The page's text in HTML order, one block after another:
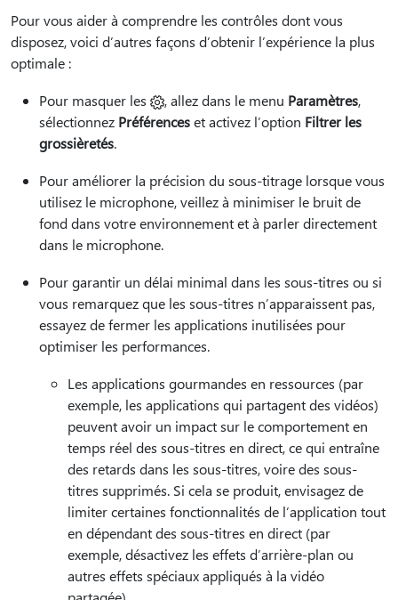
Pour vous aider à comprendre les contrôles dont vous
disposez, voici d’autres façons d’obtenir l’expérience la plus
optimale :
Pour masquer les
, allez dans le menu Paramètres,
sélectionnez Préférenceset activez l’option Filtrer les
grossièretés.
Pour améliorer la précision du sous-titrage lorsque vous
utilisez le microphone, veillez à minimiser le bruit de
fond dans votre environnement et à parler directement
dans le microphone.
Pour garantir un délai minimal dans les sous-titres ou si
vous remarquez que les sous-titres n’apparaissent pas,
essayez de fermer les applications inutilisées pour
optimiser les performances.
Les applications gourmandes en ressources (par
exemple, les applications qui partagent des vidéos)
peuvent avoir un impact sur le comportement en
temps réel des sous-titres en direct, ce qui entraîne
des retards dans les sous-titres, voire des sous-
titres supprimés. Si cela se produit, envisagez de
limiter certaines fonctionnalités de l’application tout
en dépendant des sous-titres en direct (par
exemple, désactivez les effets d’arrière-plan ou
autres effets spéciaux appliqués à la vidéo